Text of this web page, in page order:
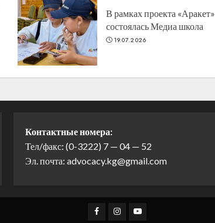
В рамках проекта «Аракет»
состоялась Медиа школа
19.07.2026
Контактные номера:
Тел/факс: (0-3222) 7 — 04 — 52
Эл. почта: advocacy.kg@gmail.com
Facebook
Instagram
Youtube